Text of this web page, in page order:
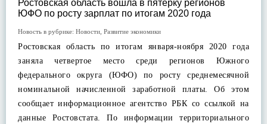
Ростовская область вошла в пятерку регионов
ЮФО по росту зарплат по итогам 2020 года
Новость в рубрике: Новости Развитие экономики
Ростовская область по итогам января-ноября 2020 года
заняла четвертое место среди регионов Южного
федерального округа (ЮФО) по росту среднемесячной
номинальной начисленной заработной платы. Об этом
сообщает информационное агентство РБК со ссылкой на
данные Ростовстата. По информации территориального